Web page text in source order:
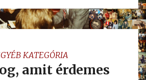
KATEGÓRIA
amit érdemes